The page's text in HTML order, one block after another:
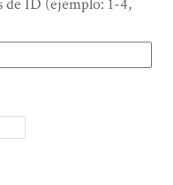
de ID (ejemplo: 1-4,